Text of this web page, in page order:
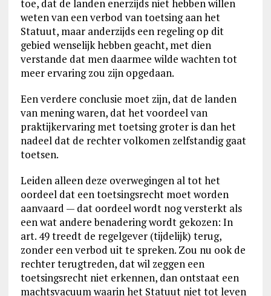
toe, dat de landen enerzijds niet hebben willen
weten van een verbod van toetsing aan het
Statuut, maar anderzijds een regeling op dit
gebied wenselijk hebben geacht, met dien
verstande dat men daarmee wilde wachten tot
meer ervaring zou zijn opgedaan.
Een verdere conclusie moet zijn, dat de landen
van mening waren, dat het voordeel van
praktijkervaring met toetsing groter is dan het
nadeel dat de rechter volkomen zelfstandig gaat
toetsen.
Leiden alleen deze overwegingen al tot het
oordeel dat een toetsingsrecht moet worden
aanvaard — dat oordeel wordt nog versterkt als
een wat andere benadering wordt gekozen: In
art. 49 treedt de regelgever (tijdelijk) terug,
zonder een verbod uit te spreken. Zou nu ook de
rechter terugtreden, dat wil zeggen een
toetsingsrecht niet erkennen, dan ontstaat een
machtsvacuum waarin het Statuut niet tot leven